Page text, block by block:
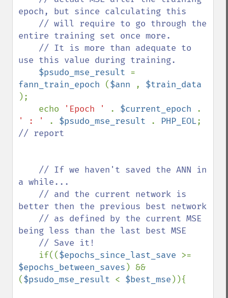
epoch, but since calculating this
entire training set once more.
use this value during training.
$psudo_mse_result
fann_train_epoch ($ann ,
);
    echo
'Epoch ' . $current_epoch
' : '
. $psudo_mse_result . PHP_EOL
// report
a while...
better then the previous best network
being less than the last best MSE
if(($epochs_since_last_save
$epochs_between_saves ) &&
($psudo_mse_result < $best_mse )){